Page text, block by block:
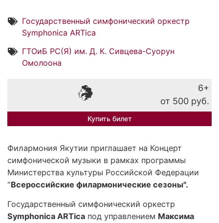
Государственный симфонический оркестр
Symphonica ARTica
ГТОиБ РС(Я) им. Д. К. Сивцева-Суорун
Омолоона
6+
от 500 руб.
Купить билет
Филармония Якутии приглашает на Концерт
симфонической музыки в рамках программы
Министерства культуры Российской Федерации
"Всероссийские филармонические сезоны".
Государственный симфонический оркестр
Symphonica ARTica под управлением Максима